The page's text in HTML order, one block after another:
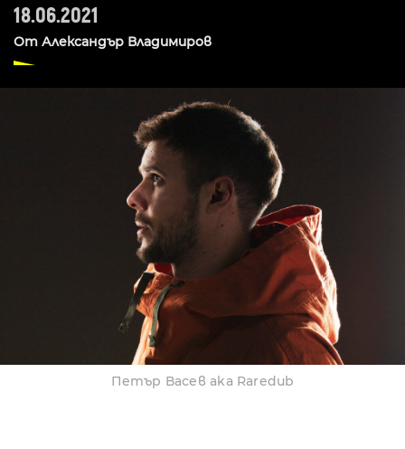
18.06.2021
От Александър Владимиров
Петър Васев aka Raredub